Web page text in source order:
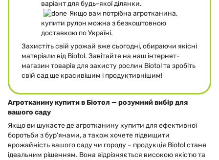
варіант для будь-якої ділянки.
Якщо вам потрібна агротканина,
купити рулон можна з безкоштовною
доставкою по Україні.
Захистіть свій урожай вже сьогодні, обираючи якісні
матеріали від Biotol. Завітайте на наш інтернет-
магазин товарів для захисту рослин Biotol та зробіть
свій сад ще красивішим і продуктивнішим!
Агротканину купити в Біотол — розумний вибір для
вашого саду
Якщо ви шукаєте де агротканину купити для ефективної
боротьби з бур'янами, а також хочете підвищити
врожайність вашого саду чи городу – продукція Biotol стане
ідеальним рішенням. Вона відрізняється високою якістю та